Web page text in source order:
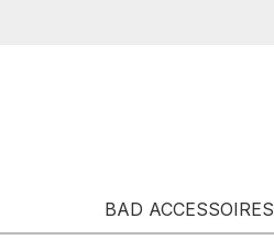
BAD ACCESSOIRES